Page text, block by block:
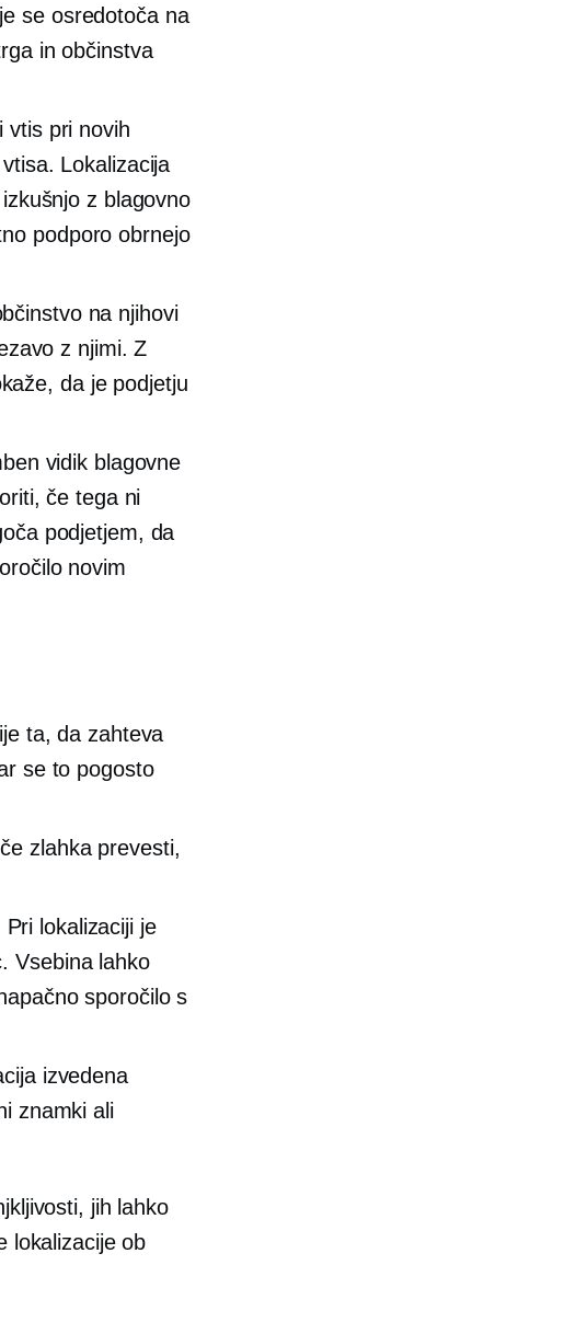
se osredotoča na
in občinstva
vtis pri novih
Lokalizacija
z blagovno
podporo obrnejo
na njihovi
z njimi. Z
da je podjetju
vidik blagovne
če tega ni
podjetjem, da
novim
ta, da zahteva
se to pogosto
zlahka prevesti,
Pri lokalizaciji je
Vsebina lahko
sporočilo s
izvedena
znamki ali
jih lahko
lokalizacije ob